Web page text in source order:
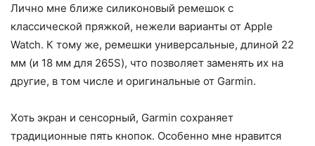
Лично мне ближе силиконовый ремешок с
классической пряжкой, нежели варианты от Apple
Watch. К тому же, ремешки универсальные, длиной 22
мм (и 18 мм для 265S), что позволяет заменять их на
другие, в том числе и оригинальные от Garmin.
Хоть экран и сенсорный, Garmin сохраняет
традиционные пять кнопок. Особенно мне нравится